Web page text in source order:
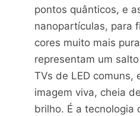
pontos quânticos, e
nanopartículas, para
cores muito mais
representam um
TVs de LED comuns,
imagem viva, cheia
brilho. É a tecnologia